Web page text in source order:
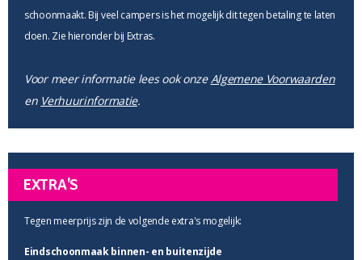
schoonmaakt. Bij veel campers is het mogelijk dit tegen betaling te laten
doen. Zie hieronder bij Extras.
Voor meer informatie lees ook onzeAlgemene Voorwaarden
en Verhuurinformatie.
EXTRA'S
Tegen meerprijs zijn de volgende extra's mogelijk:
Eindschoonmaak binnen- en buitenzijde